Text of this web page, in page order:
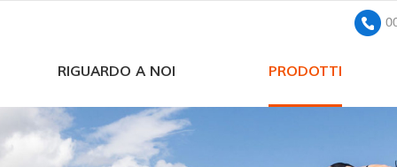
RIGUARDO A NOI PRODOTTI